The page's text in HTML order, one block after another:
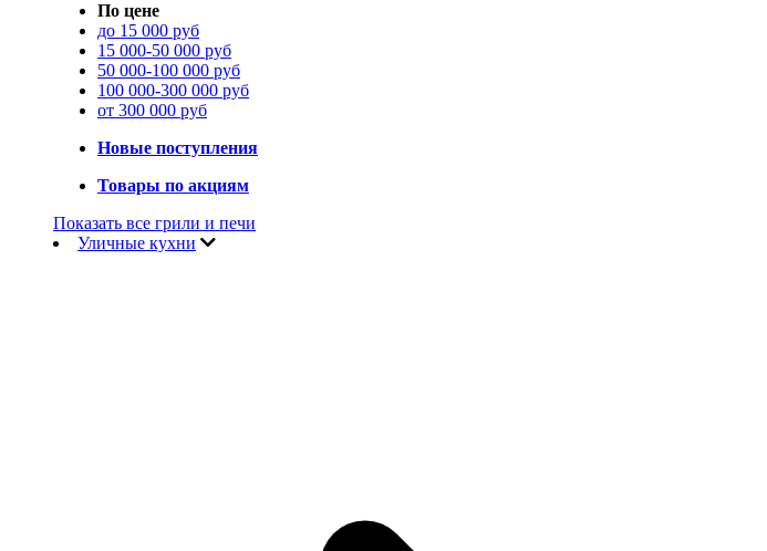
По цене
до 15 000 руб
15 000-50 000 руб
50 000-100 000 руб
100 000-300 000 руб
от 300 000 руб
Новые поступления
Товары по акциям
Показать все грили и печи
Уличные кухни